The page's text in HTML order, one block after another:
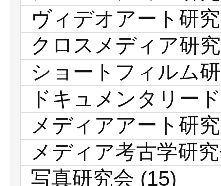
ヴィデオアート研
クロスメディア研
ショートフィルム
ドキュメンタリー
メディアアート研
メディア考古学研
写真研究会 (15)